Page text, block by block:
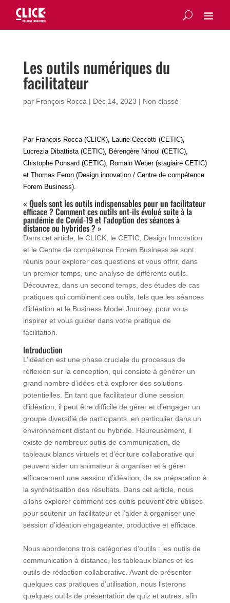
Les outils numériques du
facilitateur
par François Rocca | Déc 14, 2023 | Non classé
Par François Rocca (CLICK), Laurie Ceccotti (CETIC),
Lucrezia Dibattista (CETIC), Bérengère Nihoul (CETIC),
Chistophe Ponsard (CETIC), Romain Weber (stagiaire CETIC)
et Thomas Feron (Design innovation / Centre de compétence
Forem Business).
« Quels sont les outils indispensables pour un facilitateur
efficace ? Comment ces outils ont-ils évolué suite à la
pandémie de Covid-19 et l’adoption des séances à
distance ou hybrides ? »
Dans cet article, le CLICK, le CETIC, Design Innovation
et le Centre de compétence Forem Business se sont
réunis pour explorer ces questions et vous offrir, dans
un premier temps, une analyse de différents outils.
Découvrez, dans un second temps, des études de cas
pratiques qui combinent ces outils, tels que les séances
d’idéation et le Business Model Journey, pour vous
inspirer et vous guider dans votre pratique de
facilitation.
Introduction
L’idéation est une phase cruciale du processus de
réflexion sur la conception, qui consiste à générer un
grand nombre d’idées et à explorer des solutions
potentielles. En tant que facilitateur d’une session
d’idéation, il peut être difficile de gérer et d’engager un
groupe diversifié de participants, en particulier dans un
environnement distant ou hybride. Heureusement, il
existe de nombreux outils de communication, de
tableaux blancs virtuels et d’écriture collaborative qui
peuvent aider un animateur à organiser et à gérer
efficacement une session d’idéation, de sa préparation à
la synthétisation des résultats. Dans cet article, nous
allons explorer comment ces outils peuvent être utilisés
pour soutenir un facilitateur et l’aider à organiser une
session d’idéation engageante, productive et efficace.
Nous aborderons trois catégories d’outils : les outils de
communication à distance, les tableaux blancs et les
outils de rédaction collaborative. Avant de présenter
quelques cas pratiques d’utilisation, nous listerons
quelques outils de présentation de quiz et autres, afin